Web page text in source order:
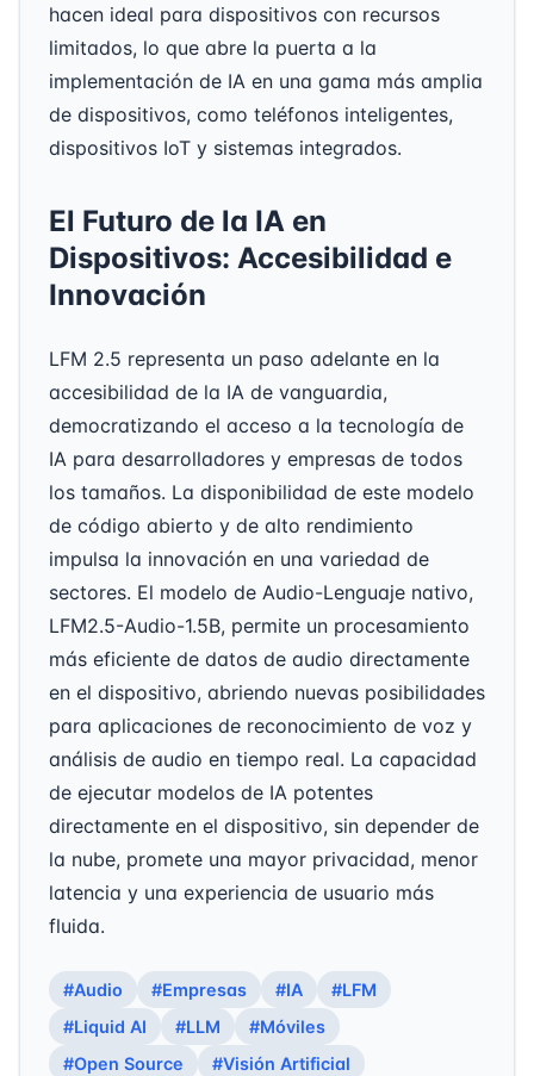
hacen ideal para dispositivos con recursos
limitados, lo que abre la puerta a la
implementación de IA en una gama más amplia
de dispositivos, como teléfonos inteligentes,
dispositivos IoT y sistemas integrados.
El Futuro de la IA en
Dispositivos: Accesibilidad e
Innovación
LFM 2.5 representa un paso adelante en la
accesibilidad de la IA de vanguardia,
democratizando el acceso a la tecnología de
IA para desarrolladores y empresas de todos
los tamaños. La disponibilidad de este modelo
de código abierto y de alto rendimiento
impulsa la innovación en una variedad de
sectores. El modelo de Audio-Lenguaje nativo,
LFM2.5-Audio-1.5B, permite un procesamiento
más eficiente de datos de audio directamente
en el dispositivo, abriendo nuevas posibilidades
para aplicaciones de reconocimiento de voz y
análisis de audio en tiempo real. La capacidad
de ejecutar modelos de IA potentes
directamente en el dispositivo, sin depender de
la nube, promete una mayor privacidad, menor
latencia y una experiencia de usuario más
fluida.
#Audio #Empresas #IA
#LFM
#Liquid AI
#LLM
#Móviles
#Open Source
#Visión Artificial